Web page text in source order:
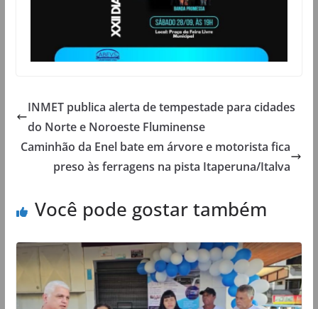
INMET publica alerta de tempestade para cidades
do Norte e Noroeste Fluminense
Caminhão da Enel bate em árvore e motorista fica
preso às ferragens na pista Itaperuna/Italva
Você pode gostar também